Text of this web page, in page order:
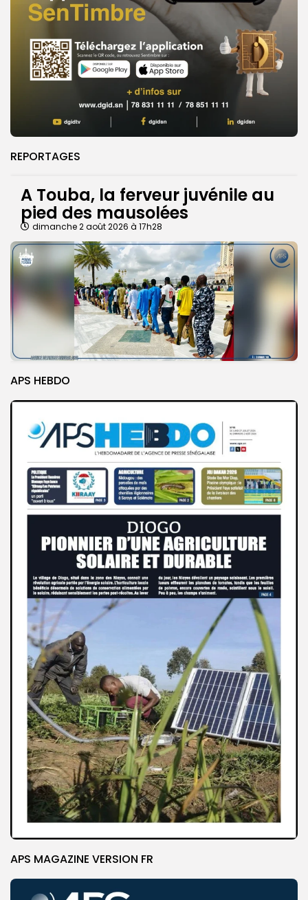
REPORTAGES
A Touba, la ferveur juvénile au
pied des mausolées
dimanche 2 août 2026 à 17h28
APS HEBDO
APS MAGAZINE VERSION FR